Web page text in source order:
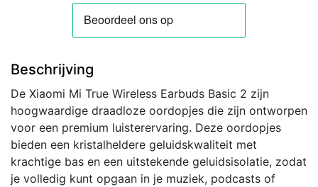
Beschrijving
De Xiaomi Mi True Wireless Earbuds Basic 2 zijn
hoogwaardige draadloze oordopjes die zijn ontworpen
voor een premium luisterervaring. Deze oordopjes
bieden een kristalheldere geluidskwaliteit met
krachtige bas en een uitstekende geluidsisolatie, zodat
je volledig kunt opgaan in je muziek, podcasts of